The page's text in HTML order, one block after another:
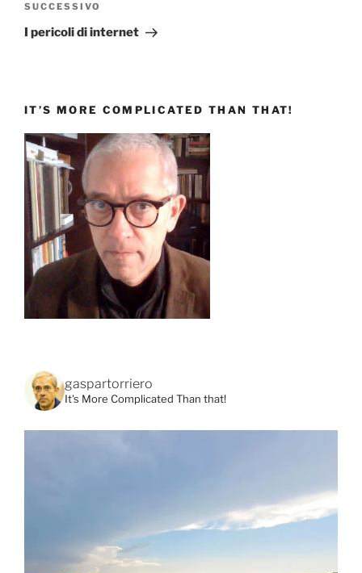
Articolo
successivo
SUCCESSIVO
I pericoli di internet
IT’S MORE COMPLICATED THAN THAT!
gaspartorriero
It's More Complicated Than that!